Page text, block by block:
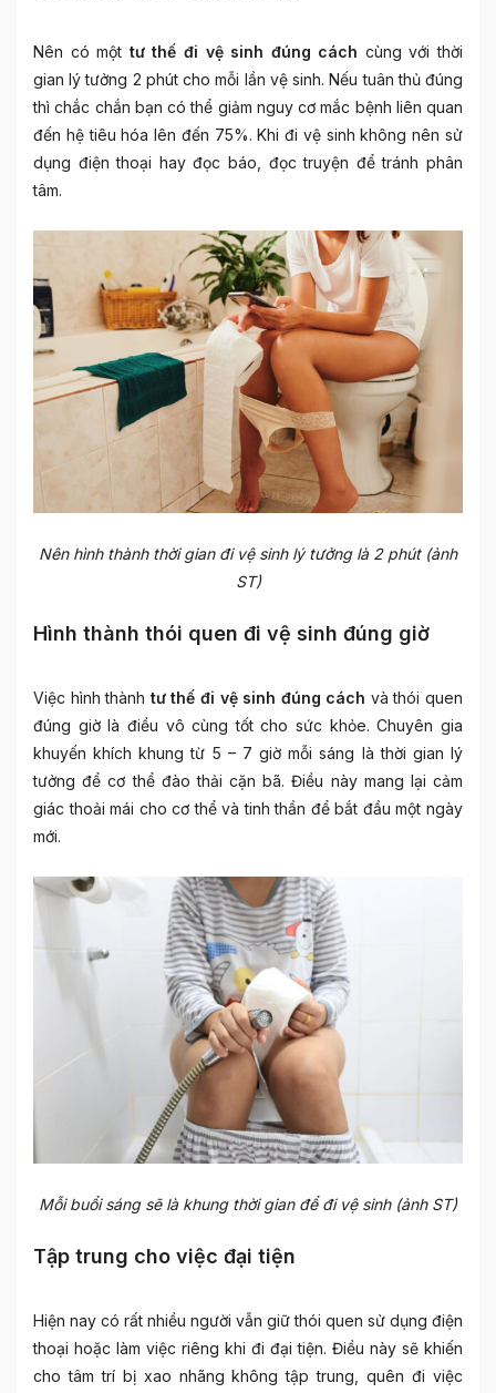
Nên có một tư thế đi vệ sinh đúng cách cùng với thời
gian lý tưởng 2 phút cho mỗi lần vệ sinh. Nếu tuân thủ đúng
thì chắc chắn bạn có thể giảm nguy cơ mắc bệnh liên quan
đến hệ tiêu hóa lên đến 75%. Khi đi vệ sinh không nên sử
dụng điện thoại hay đọc báo, đọc truyện để tránh phân
tâm.
Nên hình thành thời gian đi vệ sinh lý tưởng là 2 phút (ảnh
ST)
Hình thành thói quen đi vệ sinh đúng giờ
Việc hình thành tư thế đi vệ sinh đúng cách và thói quen
đúng giờ là điều vô cùng tốt cho sức khỏe. Chuyên gia
khuyến khích khung từ 5 – 7 giờ mỗi sáng là thời gian lý
tưởng để cơ thể đào thải cặn bã. Điều này mang lại cảm
giác thoải mái cho cơ thể và tinh thần để bắt đầu một ngày
mới.
Mỗi buổi sáng sẽ là khung thời gian để đi vệ sinh (ảnh ST)
Tập trung cho việc đại tiện
Hiện nay có rất nhiều người vẫn giữ thói quen sử dụng điện
thoại hoặc làm việc riêng khi đi đại tiện. Điều này sẽ khiến
cho tâm trí bị xao nhãng không tập trung, quên đi việc